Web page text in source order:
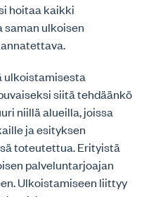
hoitaa kaikki
ulkoisen
ulkoistamisesta
siitä tehdäänkö
niillä alueilla, joissa
ja esityksen
toteutettua. Erityistä
palveluntarjoajan
Ulkoistamiseen liittyy